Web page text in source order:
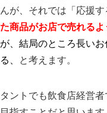
が、それでは「応援
た商品がお店で売れる
が、結局のところ長い
と考えます。
ントでも飲食店経営